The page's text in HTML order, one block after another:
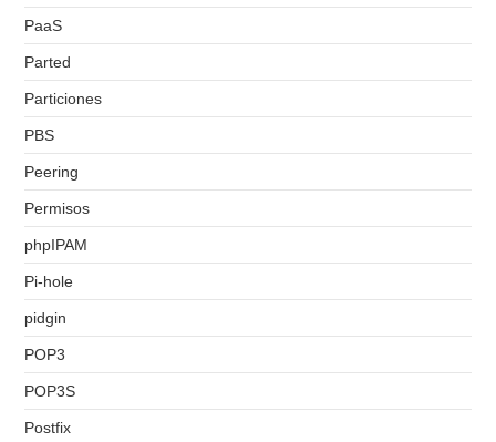
PaaS
Parted
Particiones
PBS
Peering
Permisos
phpIPAM
Pi-hole
pidgin
POP3
POP3S
Postfix